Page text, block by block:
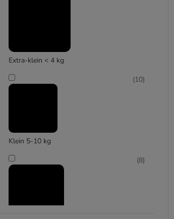
Extra-klein < 4 kg
Klein 5-10 kg
(10)
(8)